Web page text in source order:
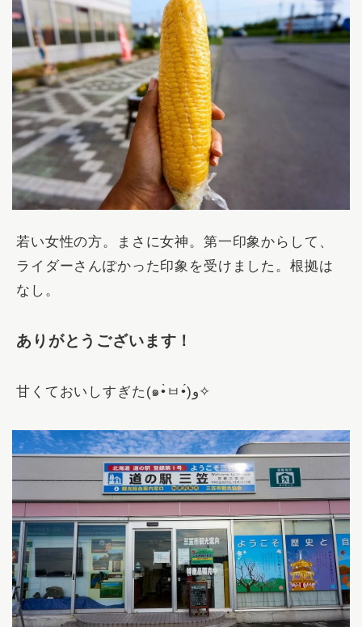
若い女性の方。まさに女神。第一印象からして、
ライダーさんぽかった印象を受けました。根拠は
なし。
ありがとうございます！
甘くておいしすぎた(๑•̀ㅂ•́)و✧